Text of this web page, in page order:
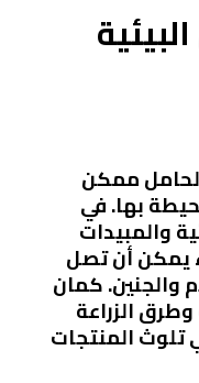
الحامل ممكن
بها. في
والمبيدات
يمكن أن تصل
والجنين. كمان
وطرق الزراعة
المنتجات